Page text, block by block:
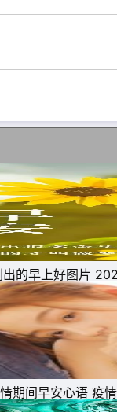
地告
天都
出的早上好图片
期间早安心语 疫